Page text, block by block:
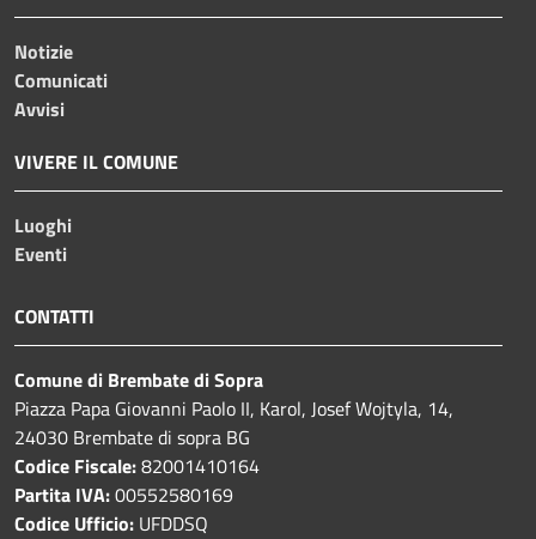
Notizie
Comunicati
Avvisi
VIVERE IL COMUNE
Luoghi
Eventi
CONTATTI
Comune di Brembate di Sopra
Piazza Papa Giovanni Paolo II, Karol, Josef Wojtyla, 14,
24030 Brembate di sopra BG
Codice Fiscale:82001410164
Partita IVA:00552580169
Codice Ufficio: UFDDSQ